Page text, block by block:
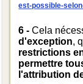
est-possible-
6 - Cela
d'exception,
restrictions
permettre
l'attribution